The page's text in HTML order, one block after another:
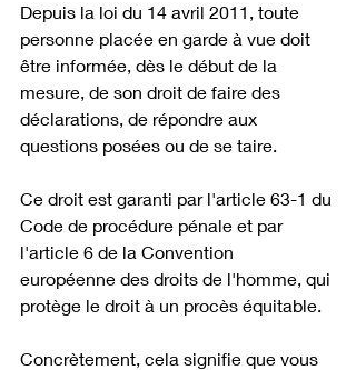
Depuis la loi du 14 avril 2011, toute
personne placée en garde à vue doit
être informée, dès le début de la
mesure, de son droit de faire des
déclarations, de répondre aux
questions posées ou de se taire.
Ce droit est garanti par l'article 63-1 du
Code de procédure pénale et par
l'article 6 de la Convention
européenne des droits de l'homme, qui
protège le droit à un procès équitable.
Concrètement, cela signifie que vous